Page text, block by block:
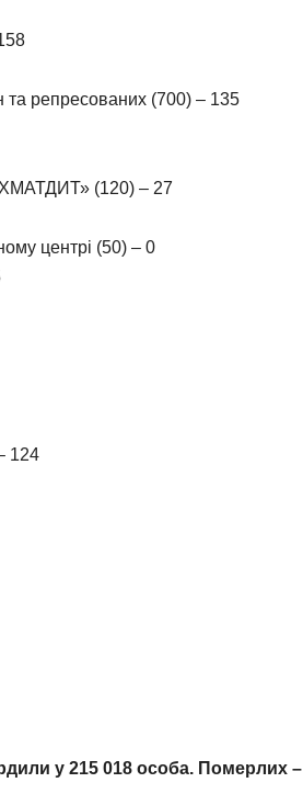
та репресованих (700) – 135
(120) – 27
центрі (50) – 0
124
у 215 018 особа. Померлих –